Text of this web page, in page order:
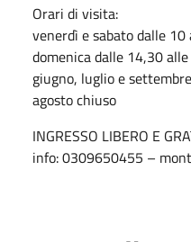
Orari di visita:
venerdì e sabato dalle
domenica dalle 14,30
giugno, luglio e
agosto chiuso
INGRESSO LIBERO E
info: 0309650455 –